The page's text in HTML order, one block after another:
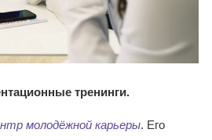
тренинги.
молодёжной карьеры. Его